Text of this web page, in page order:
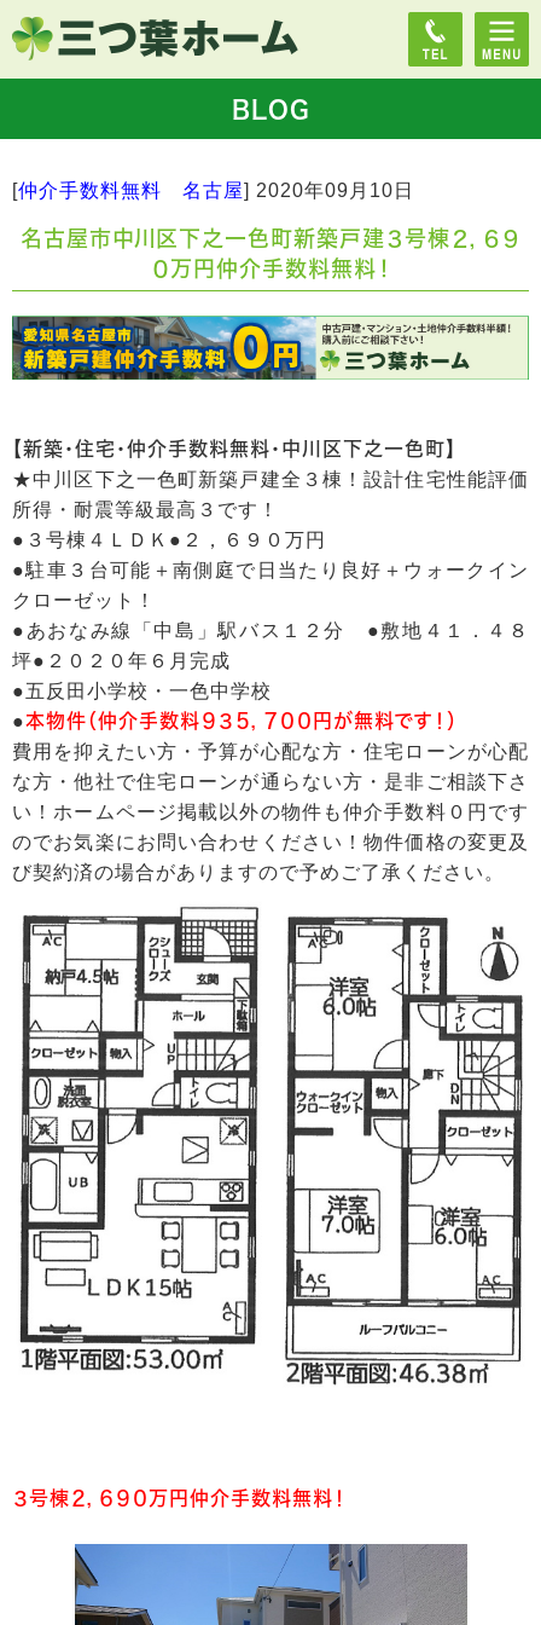
BLOG
[仲介手数料無料 名古屋] 2020年09月10日
名古屋市中川区下之一色町新築戸建３号棟２，６９
０万円仲介手数料無料！
【新築・住宅・仲介手数料無料・中川区下之一色町】
★中川区下之一色町新築戸建全３棟！設計住宅性能評価
所得・耐震等級最高３です！
●３号棟４ＬＤＫ●２，６９０万円
●駐車３台可能＋南側庭で日当たり良好＋ウォークイン
クローゼット！
●あおなみ線「中島」駅バス１２分 ●敷地４１．４８
坪●２０２０年６月完成
●五反田小学校・一色中学校
●本物件（仲介手数料９３５，７００円が無料です！）
費用を抑えたい方・予算が心配な方・住宅ローンが心配
な方・他社で住宅ローンが通らない方・是非ご相談下さ
い！ホームページ掲載以外の物件も仲介手数料０円です
のでお気楽にお問い合わせください！物件価格の変更及
び契約済の場合がありますので予めご了承ください。
３号棟２，６９０万円仲介手数料無料！